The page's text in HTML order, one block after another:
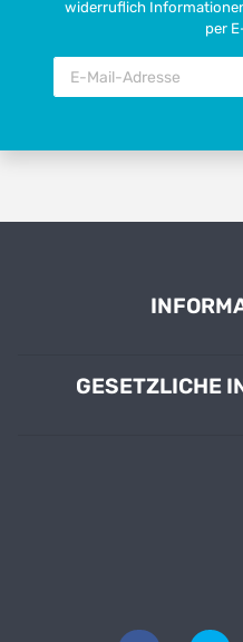
widerruflich
per
GESETZLICHE